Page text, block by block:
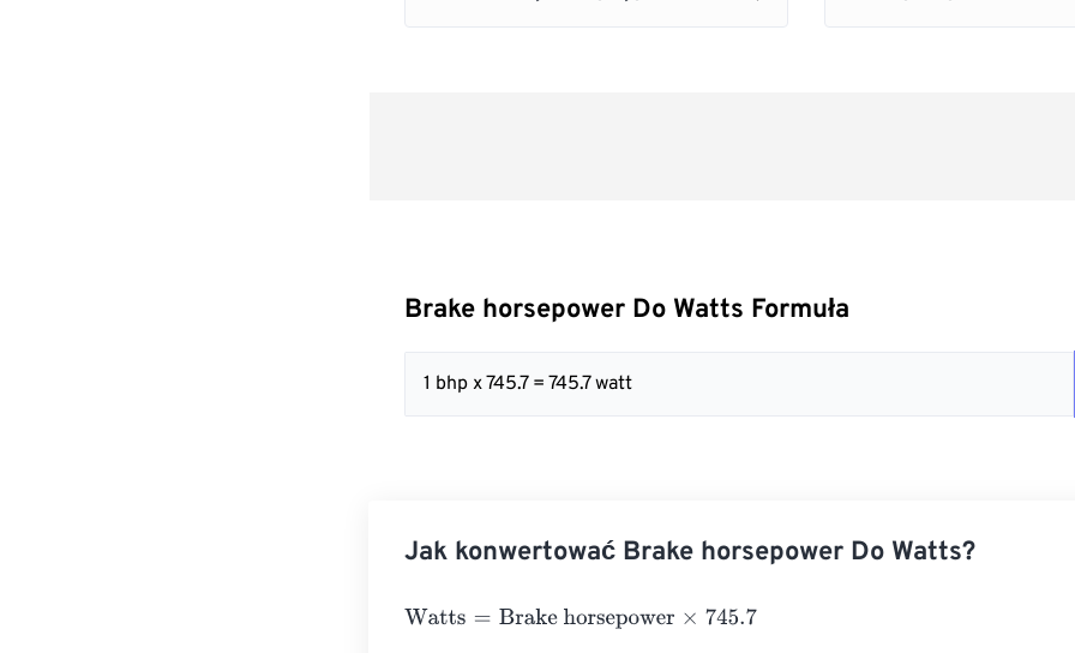
Brake horsepower Do Watts Formuła
1 bhp x 745.7 = 745.7 watt
Jak konwertować Brake horsepower Do Watts?
Watts= Brake horsepower×745.7